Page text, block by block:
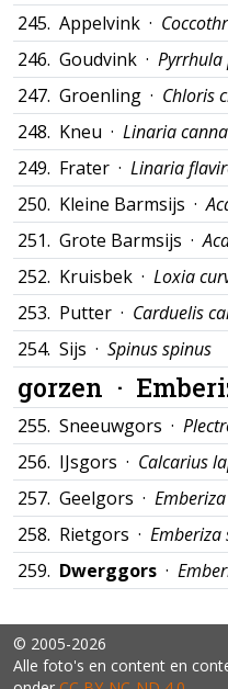
245. Appelvink ·
246. Goudvink ·
247. Groenling · Chloris
248. Kneu · Linaria
249. Frater · Linaria
250. Kleine Barmsijs ·
251. Grote Barmsijs ·
252. Kruisbek · Loxia
253. Putter · Carduelis
254. Sijs · Spinus spinus
gorzen ·
255. Sneeuwgors ·
256. IJsgors · Calcarius
257. Geelgors ·
258. Rietgors · Emberiza
259. Dwerggors ·
© 2005-2026
Alle foto's en content en